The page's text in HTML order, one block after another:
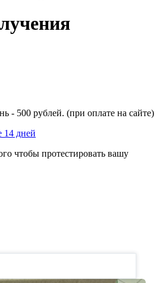
- 500 рублей. (при оплате на сайте)
14 дней
чтобы протестировать вашу